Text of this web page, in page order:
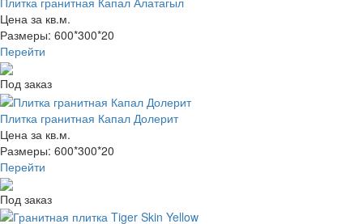
Цена за кв.м.
Размеры: 600*300*20
Перейти
Под заказ
Плитка гранитная Капал Долерит
Цена за кв.м.
Размеры: 600*300*20
Перейти
Под заказ